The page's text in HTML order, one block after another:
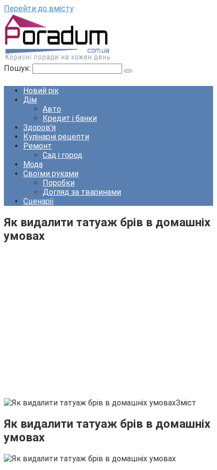
Перейти до вмісту
Пошук:
Новий рік
Дім
Авто
Кредит і банки
Здоров’я
Кулінарні рецепти
Ремонт
Сад і город
Мода
Своїми руками
Поробки
Догляд за тваринами
Сценарії
Як видалити татуаж брів в домашніх
умовах
Зміст
Як видалити татуаж брів в домашніх
умовах